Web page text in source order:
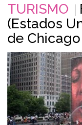
TURISMO
(Estados
de Chicago